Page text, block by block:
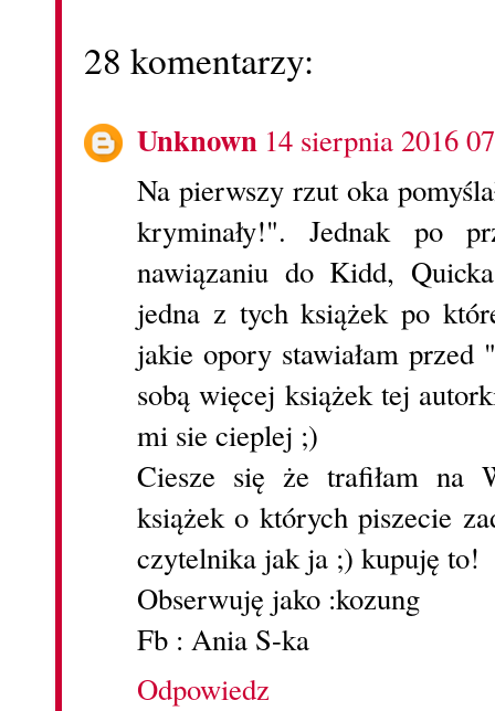
28 komentarzy:
Unknown 14 sierpnia 2016
Na pierwszy rzut oka
kryminały!". Jednak po
nawiązaniu do Kidd,
jedna z tych książek po
jakie opory stawiałam
sobą więcej książek tej
mi sie cieplej ;)
Ciesze się że trafiłam na
książek o których piszecie
czytelnika jak ja ;) kupuję to!
Obserwuję jako :kozung
Fb : Ania S-ka
Odpowiedz